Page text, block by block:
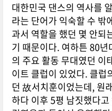
대한민국 댄스의 역사를
라는 단어가 익숙할 수 밖
과서 역할을 했던 몇 안되
기 때문이다. 여하튼 80
의 주요 활동 무대였던 이
이트 클럽이 있었다. 클럽
던 故서치훈이었는데, 원
하다 이후 5평 남짓했다